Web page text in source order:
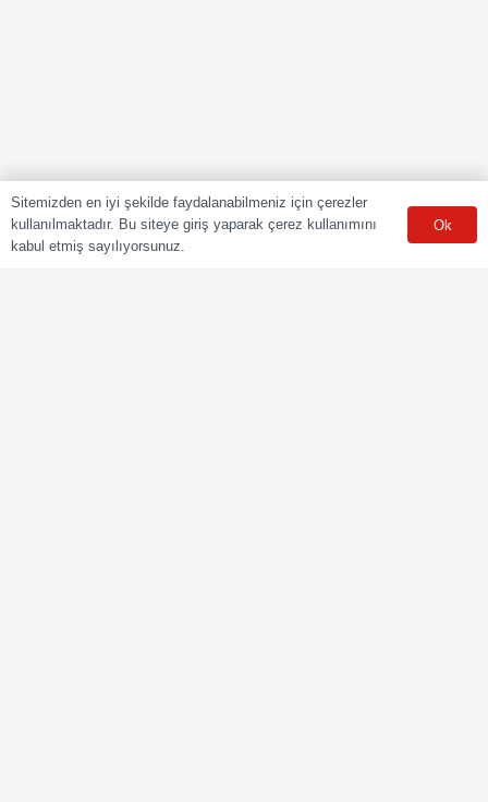
Sitemizden en iyi şekilde faydalanabilmeniz için çerezler
kullanılmaktadır. Bu siteye giriş yaparak çerez kullanımını
kabul etmiş sayılıyorsunuz.
Ok